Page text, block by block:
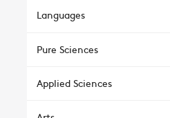
Languages
Pure Sciences
Applied Sciences